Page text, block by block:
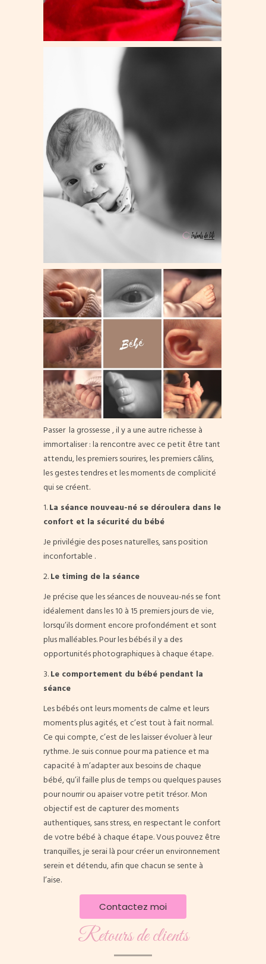
Passer la grossesse , il y a une autre richesse à
immortaliser : la rencontre avec ce petit être tant
attendu, les premiers sourires, les premiers câlins,
les gestes tendres et les moments de complicité
qui se créent.
1.La séance nouveau-né se déroulera dans le
confort et la sécurité du bébé
Je privilégie des poses naturelles, sans position
inconfortable .
2.Le timing de la séance
Je précise que les séances de nouveau-nés se font
idéalement dans les 10 à 15 premiers jours de vie,
lorsqu’ils dorment encore profondément et sont
plus malléables. Pour les bébés il y a des
opportunités photographiques à chaque étape.
3.Le comportement du bébé pendant la
séance
Les bébés ont leurs moments de calme et leurs
moments plus agités, et c’est tout à fait normal.
Ce qui compte, c’est de les laisser évoluer à leur
rythme. Je suis connue pour ma patience et ma
capacité à m’adapter aux besoins de chaque
bébé, qu’il faille plus de temps ou quelques pauses
pour nourrir ou apaiser votre petit trésor. Mon
objectif est de capturer des moments
authentiques, sans stress, en respectant le confort
de votre bébé à chaque étape. Vous pouvez être
tranquilles, je serai là pour créer un environnement
serein et détendu, afin que chacun se sente à
l’aise.
Contactez moi
Retours de clients